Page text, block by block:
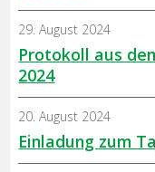
Protokoll aus
2024
29. August 2024
Einladung zum
20. August 2024